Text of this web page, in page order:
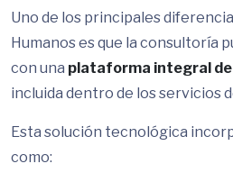
Uno de los principales
Humanos es que la consultoría
con una plataforma integral de
incluida dentro de los servicios
Esta solución tecnológica
como: